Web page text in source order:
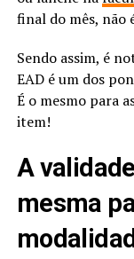
final do mês, não
Sendo assim, é
EAD é um dos
É o mesmo para
item!
A
mesma